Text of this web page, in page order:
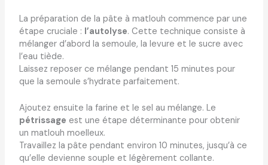
La préparation de la pâte à matlouh commence par une
étape cruciale : l’autolyse. Cette technique consiste à
mélanger d’abord la semoule, la levure et le sucre avec
l’eau tiède.
Laissez reposer ce mélange pendant 15 minutes pour
que la semoule s’hydrate parfaitement.
Ajoutez ensuite la farine et le sel au mélange. Le
pétrissage est une étape déterminante pour obtenir
un matlouh moelleux.
Travaillez la pâte pendant environ 10 minutes, jusqu’à ce
qu’elle devienne souple et légèrement collante.